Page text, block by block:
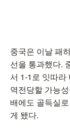
중국은 이날 패
선을 통과했다.
서 1-1로 잇따라
역전당할 가능
배에도 골득실
게 됐다.